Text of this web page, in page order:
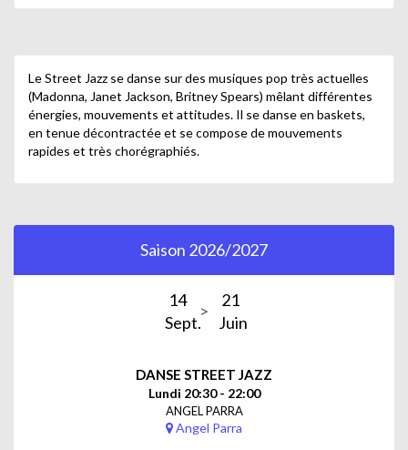
Le Street Jazz se danse sur des musiques pop très actuelles
(Madonna, Janet Jackson, Britney Spears) mêlant différentes
énergies, mouvements et attitudes. Il se danse en baskets,
en tenue décontractée et se compose de mouvements
rapides et très chorégraphiés.
Saison 2026/2027
14
Sept.
21
Juin
DANSE STREET JAZZ
Lundi 20:30 - 22:00
ANGEL PARRA
Angel Parra